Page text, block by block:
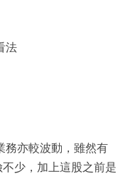
法
務亦較波動，雖然有
少，加上這股之前是